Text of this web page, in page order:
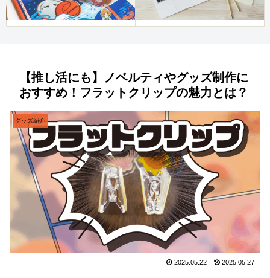
【推し活にも】ノベルティやグッズ制作に
おすすめ！フラットクリップの魅力とは？
グッズ紹介
2025.05.22 2025.05.27